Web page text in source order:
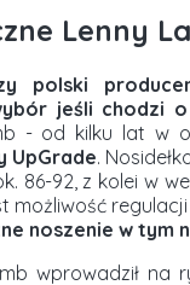
Lenny
polski
jeśli chodzi
- od kilku lat w
UpGrade.
86-92, z kolei w
możliwość
noszenie w tym
wprowadził na